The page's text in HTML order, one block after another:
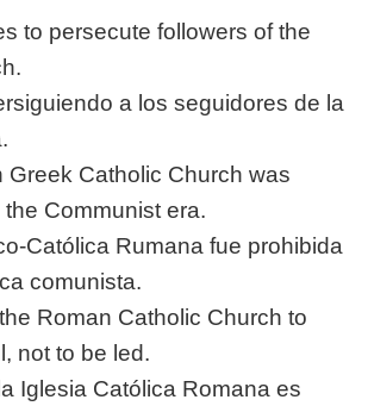
to persecute followers of the
a los seguidores de la
Greek Catholic Church was
Communist era.
Católica Rumana fue prohibida
comunista.
Roman Catholic Church to
not to be led.
Iglesia Católica Romana es